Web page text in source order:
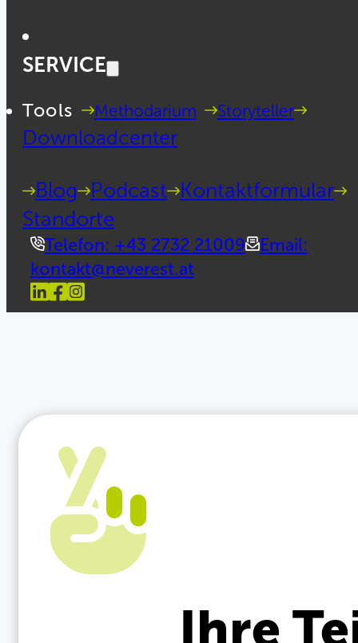
SERVICE
Tools Methodarium Storyteller
Downloadcenter
Blog Podcast Kontaktformular
Standorte
Telefon: +43 2732 21009
Email:
kontakt@neverest.at
Ihre